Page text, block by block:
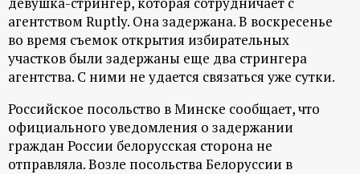
н
н
ы
й
агентством Ruptly. Она задержана. В воскресенье
во время съемок открытия избирательных
участков были задержаны еще два стрингера
агентства. С ними не удается связаться уже сутки.
Российское посольство в Минске сообщает, что
официального уведомления о задержании
граждан России белорусская сторона не
отправляла. Возле посольства Белоруссии в